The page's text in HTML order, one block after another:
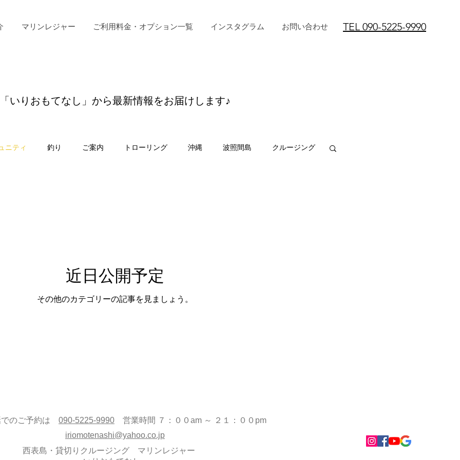
マリンレジャー ご利用料金・オプション一覧 インスタグラム お問い合わせ TEL 090-5225-9990
​「いりおもてなし」から最新情報をお届けします♪
ニティ 釣り ご案内 トローリング 沖縄 波照間島 クルージング
近日公開予定
その他のカテゴリーの記事を見ましょう。
でのご予約は 090-5225-9990 営業時間 ７：００am ～ ２１：００pm
iriomotenashi@yahoo.co.jp
西表島・貸切りクルージング マリンレジャー